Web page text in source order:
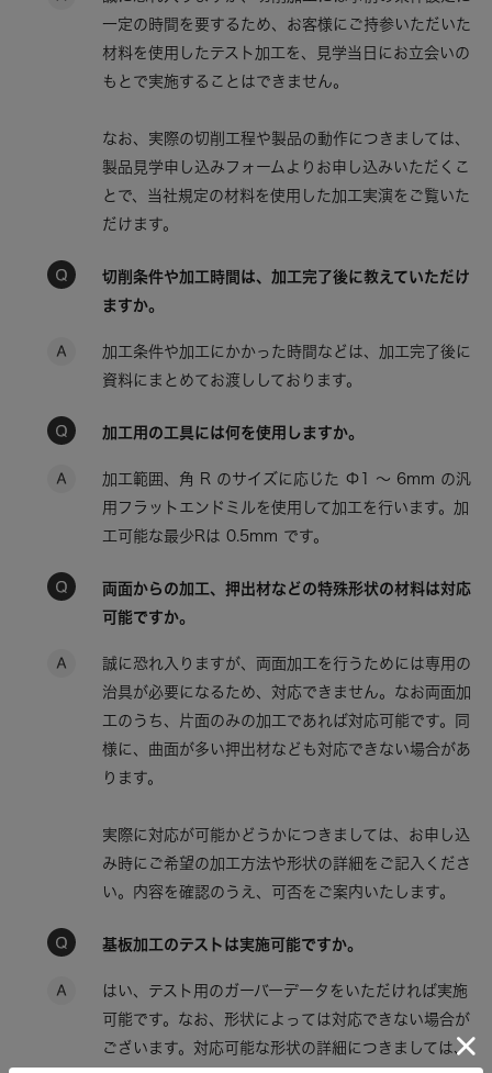
一定の時間を要するため、お客様にご持参いただいた
材料を使用したテスト加工を、見学当日にお立会いの
もとで実施することはできません。
なお、実際の切削工程や製品の動作につきましては、
製品見学申し込みフォームよりお申し込みいただくこ
とで、当社規定の材料を使用した加工実演をご覧いた
だけます。
切削条件や加工時間は、加工完了後に教えていただけ
ますか。
加工条件や加工にかかった時間などは、加工完了後に
資料にまとめてお渡ししております。
加工用の工具には何を使用しますか。
加工範囲、角 R のサイズに応じた Φ1 〜 6mm の汎
用フラットエンドミルを使用して加工を行います。加
工可能な最少Rは 0.5mm です。
両面からの加工、押出材などの特殊形状の材料は対応
可能ですか。
誠に恐れ入りますが、両面加工を行うためには専用の
治具が必要になるため、対応できません。なお両面加
工のうち、片面のみの加工であれば対応可能です。同
様に、曲面が多い押出材なども対応できない場合があ
ります。
実際に対応が可能かどうかにつきましては、お申し込
み時にご希望の加工方法や形状の詳細をご記入くださ
い。内容を確認のうえ、可否をご案内いたします。
基板加工のテストは実施可能ですか。
はい、テスト用のガーバーデータをいただければ実施
可能です。なお、形状によっては対応できない場合が
ございます。対応可能な形状の詳細につきましては、